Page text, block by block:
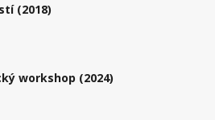
(2018)
workshop (2024)